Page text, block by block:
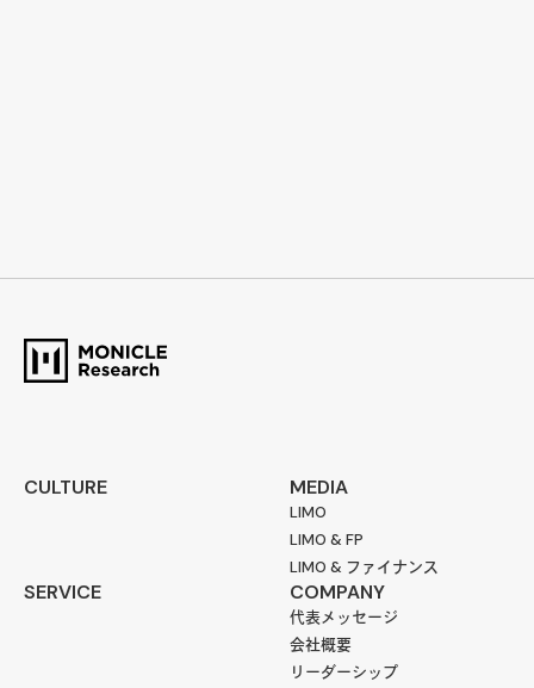
CULTURE MEDIA
LIMO
LIMO & FP
LIMO & ファイナンス
SERVICE COMPANY
代表メッセージ
会社概要
リーダーシップ